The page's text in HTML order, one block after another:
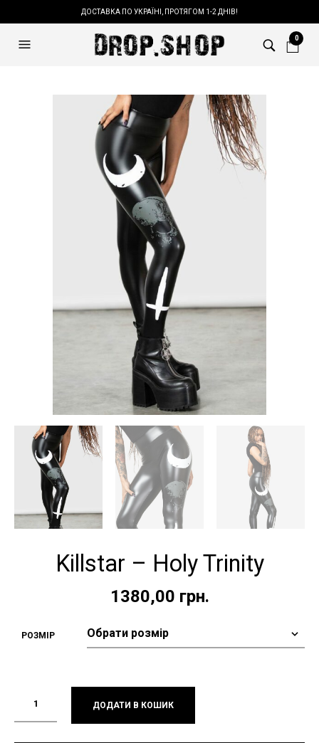
ДОСТАВКА ПО УКРАЇНІ, ПРОТЯГОМ 1-2 ДНІВ!
0
Killstar – Holy Trinity
1380,00 грн.
РОЗМІР
ДОДАТИ В КОШИК